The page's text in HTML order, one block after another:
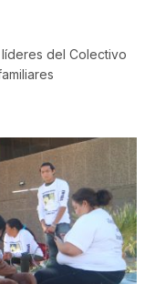
líderes del Colectivo